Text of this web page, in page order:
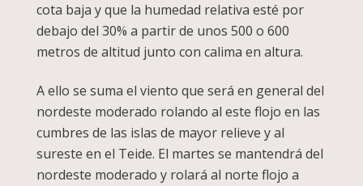
cota baja y que la humedad relativa esté por
debajo del 30% a partir de unos 500 o 600
metros de altitud junto con calima en altura.
A ello se suma el viento que será en general del
nordeste moderado rolando al este flojo en las
cumbres de las islas de mayor relieve y al
sureste en el Teide. El martes se mantendrá del
nordeste moderado y rolará al norte flojo a